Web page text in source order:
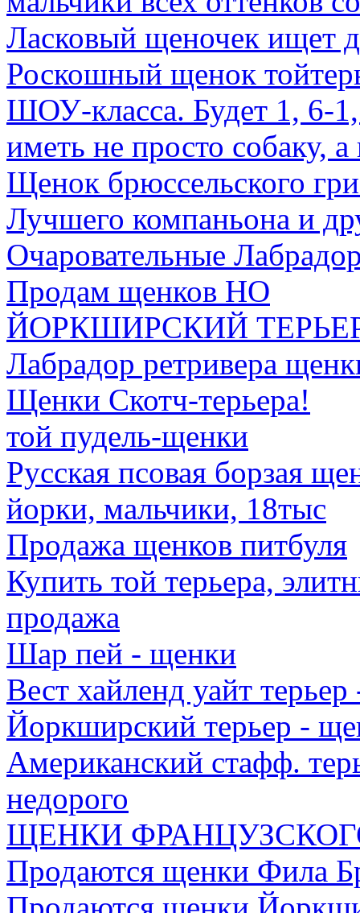
Ласковый щеночек ищет
Роскошный щенок
ШОУ-класса. Будет 1, 6-1,
иметь не просто собаку,
Щенок брюссельского
Лучшего компаньона и
Очаровательные
Продам щенков НО
ЙОРКШИРСКИЙ
Лабрадор ретривера
Щенки Скотч-терьера!
той пудель-щенки
Русская псовая борзая
йорки, мальчики, 18тыс
Продажа щенков питбуля
Купить той терьера,
продажа
Шар пей - щенки
Вест хайленд уайт
Йоркширский терьер -
Американский стафф.
недорого
ЩЕНКИ
Продаются щенки Фила